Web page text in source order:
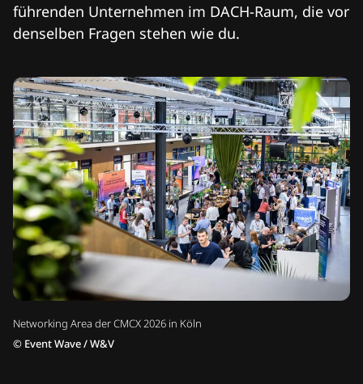
Networking Area der CMCX 2026 in Köln
© Event Wave / W&V
führenden Unternehmen im DACH-Raum, die vor
denselben Fragen stehen wie du.